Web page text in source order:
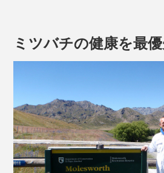
きや喜び”を、より多くの人にも
指している。
【MG1000+マヌカハニー】
「マヌカハニー」とは、ニュー
縮させたものが「マヌカハニー」
手のひらサイズで、携帯にも便
ミツバチの健康を最